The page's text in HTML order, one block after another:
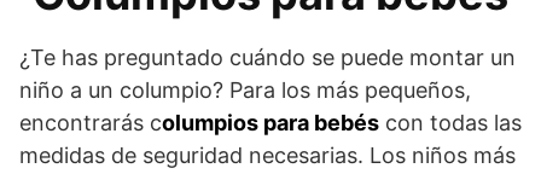
¿Te has preguntado cuándo se puede montar un
niño a un columpio? Para los más pequeños,
encontrarás columpios para bebés con todas las
medidas de seguridad necesarias. Los niños más